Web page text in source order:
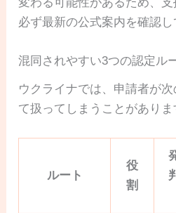
必ず最新の公式案内を確認し
混同されやすい3つの認定ル
ウクライナでは、申請者が
て扱ってしまうことがありま
ルート
役
割